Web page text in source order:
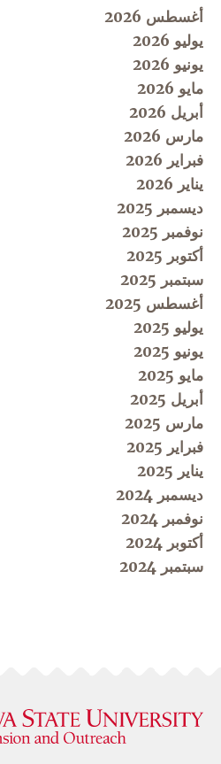
أغسطس 2026
يوليو 2026
يونيو 2026
مايو 2026
أبريل 2026
مارس 2026
فبراير 2026
يناير 2026
ديسمبر 2025
نوفمبر 2025
أكتوبر 2025
سبتمبر 2025
أغسطس 2025
يوليو 2025
يونيو 2025
مايو 2025
أبريل 2025
مارس 2025
فبراير 2025
يناير 2025
ديسمبر 2024
نوفمبر 2024
أكتوبر 2024
سبتمبر 2024